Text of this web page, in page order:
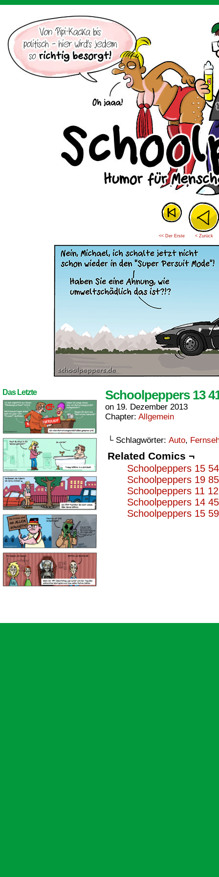
<< Der Erste < Zurück
Das Letzte Schoolpeppers 13
on 19. Dezember 2013
Chapter: Allgemein
└ Schlagwörter: Auto,
Related Comics ¬
Schoolpeppers 15
Schoolpeppers 19
Schoolpeppers 11
Schoolpeppers 14
Schoolpeppers 15